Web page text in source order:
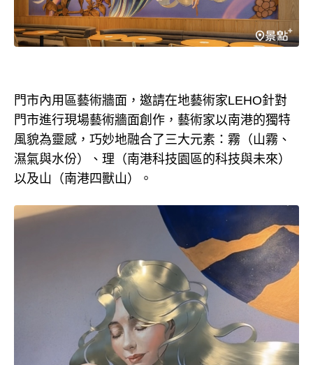
門市內用區藝術牆面，邀請在地藝術家LEHO針對
門市進行現場藝術牆面創作，藝術家以南港的獨特
風貌為靈感，巧妙地融合了三大元素：霧（山霧、
濕氣與水份）、理（南港科技園區的科技與未來）
以及山（南港四獸山）。